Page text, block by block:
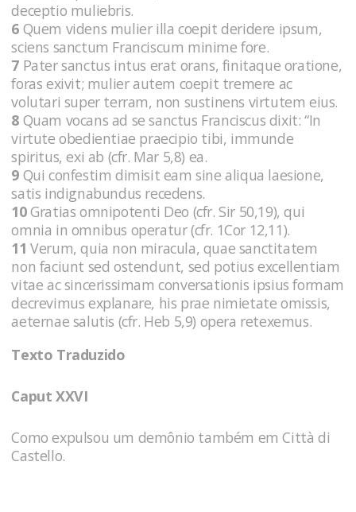
deceptio muliebris.
6 Quem videns mulier illa coepit deridere ipsum,
sciens sanctum Franciscum minime fore.
7 Pater sanctus intus erat orans, finitaque oratione,
foras exivit; mulier autem coepit tremere ac
volutari super terram, non sustinens virtutem eius.
8 Quam vocans ad se sanctus Franciscus dixit: “In
virtute obedientiae praecipio tibi, immunde
spiritus, exi ab (cfr. Mar 5,8) ea.
9 Qui confestim dimisit eam sine aliqua laesione,
satis indignabundus recedens.
10Gratias omnipotenti Deo (cfr. Sir 50,19), qui
omnia in omnibus operatur (cfr. 1Cor 12,11).
11 Verum, quia non miracula, quae sanctitatem
non faciunt sed ostendunt, sed potius excellentiam
vitae ac sincerissimam conversationis ipsius formam
decrevimus explanare, his prae nimietate omissis,
aeternae salutis (cfr. Heb 5,9) opera retexemus.
Texto Traduzido
Caput XXVI
Como expulsou um demônio também em Città di
Castello.